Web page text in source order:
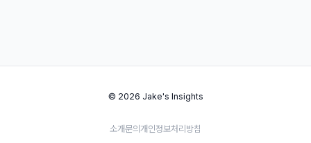
© 2026 Jake's Insights
소개문의 개인정보처리방침